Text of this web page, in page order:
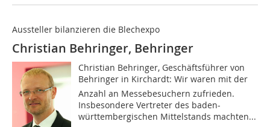
Aussteller bilanzieren die Blechexpo
Christian Behringer, Behringer
Christian Behringer, Geschäftsführer von
Behringer in Kirchardt: Wir waren mit der
Anzahl an Messebesuchern zufrieden.
Insbesondere Vertreter des baden-
württembergischen Mittelstands machten...